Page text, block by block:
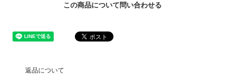
この商品について問い合わせる
返品について